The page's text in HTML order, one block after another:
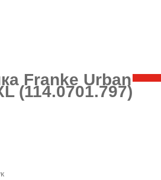
Franke Urban
(114.0701.797)